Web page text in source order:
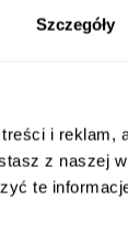
Szczegóły
i reklam,
z naszej
te
w Unii
Jeśli